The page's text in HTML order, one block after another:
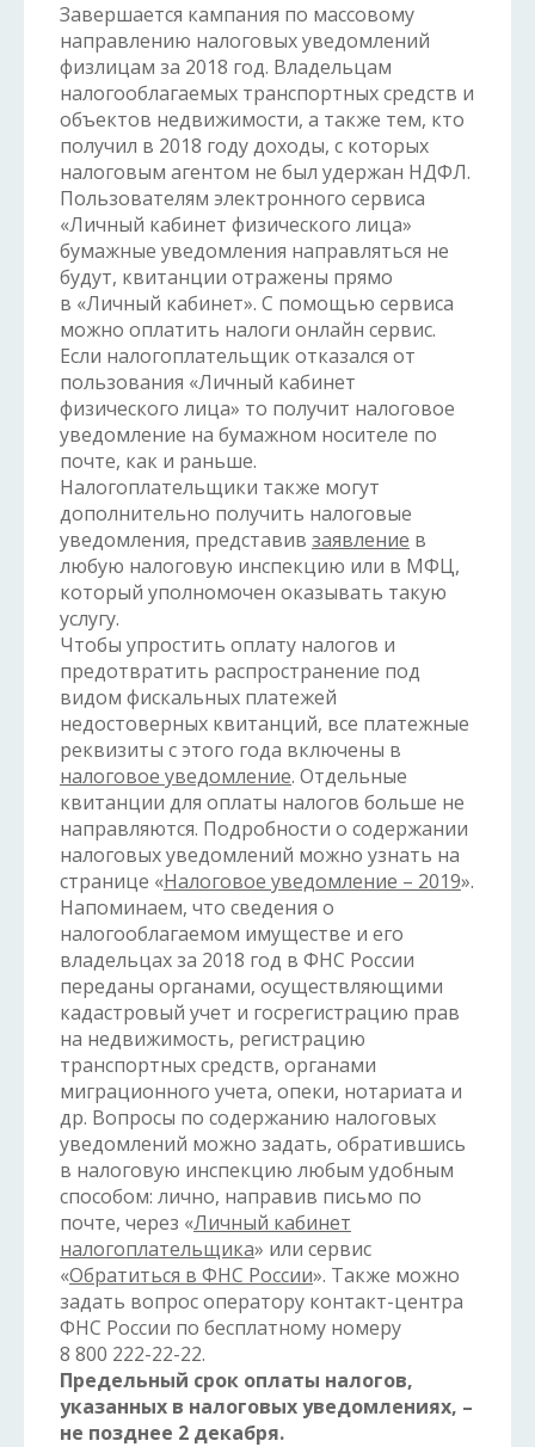
Завершается кампания по массовому
направлению налоговых уведомлений
физлицам за 2018 год. Владельцам
налогооблагаемых транспортных средств и
объектов недвижимости, а также тем, кто
получил в 2018 году доходы, с которых
налоговым агентом не был удержан НДФЛ.
Пользователям электронного сервиса
«Личный кабинет физического лица»
бумажные уведомления направляться не
будут, квитанции отражены прямо
в «Личный кабинет». С помощью сервиса
можно оплатить налоги онлайн сервис.
Если налогоплательщик отказался от
пользования «Личный кабинет
физического лица» то получит налоговое
уведомление на бумажном носителе по
почте, как и раньше.
Налогоплательщики также могут
дополнительно получить налоговые
уведомления, представив заявление в
любую налоговую инспекцию или в МФЦ,
который уполномочен оказывать такую
услугу.
Чтобы упростить оплату налогов и
предотвратить распространение под
видом фискальных платежей
недостоверных квитанций, все платежные
реквизиты с этого года включены в
налоговое уведомление. Отдельные
квитанции для оплаты налогов больше не
направляются. Подробности о содержании
налоговых уведомлений можно узнать на
странице «Налоговое уведомление – 2019».
Напоминаем, что сведения о
налогооблагаемом имуществе и его
владельцах за 2018 год в ФНС России
переданы органами, осуществляющими
кадастровый учет и госрегистрацию прав
на недвижимость, регистрацию
транспортных средств, органами
миграционного учета, опеки, нотариата и
др. Вопросы по содержанию налоговых
уведомлений можно задать, обратившись
в налоговую инспекцию любым удобным
способом: лично, направив письмо по
почте, через «Личный кабинет
налогоплательщика» или сервис
«Обратиться в ФНС России». Также можно
задать вопрос оператору контакт-центра
ФНС России по бесплатному номеру
8 800 222-22-22.
Предельный срок оплаты налогов,
указанных в налоговых уведомлениях, –
не позднее 2 декабря.